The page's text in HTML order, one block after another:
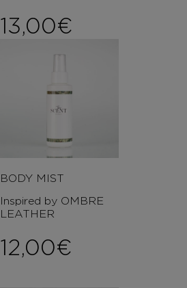
13,00€
BODY MIST
Inspired by OMBRE
LEATHER
12,00€